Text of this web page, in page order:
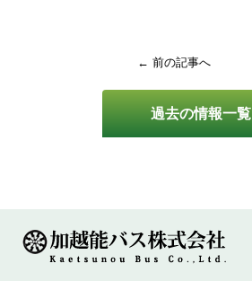
過去の情報一覧
← 前の記事へ